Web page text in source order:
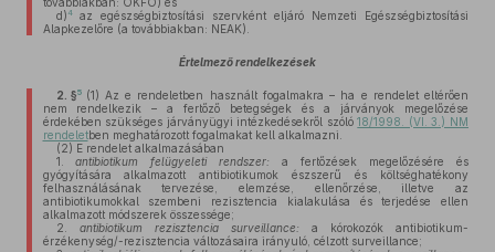
d)4az egészségbiztosítási szervként eljáró Nemzeti Egészségbiztosítási
Alapkezelőre (a továbbiakban: NEAK).
Értelmező rendelkezések
2. §5 (1) Az e rendeletben használt fogalmakra – ha e rendelet eltérően
nem rendelkezik – a fertőző betegségek és a járványok megelőzése
érdekében szükséges járványügyi intézkedésekről szóló18/1998. (VI. 3.) NM
rendeletben meghatározott fogalmakat kell alkalmazni.
(2) E rendelet alkalmazásában
1.
antibiotikum felügyeleti rendszer:
a fertőzések megelőzésére és
gyógyítására alkalmazott antibiotikumok észszerű és költséghatékony
felhasználásának tervezése, elemzése, ellenőrzése, illetve az
antibiotikumokkal szembeni rezisztencia kialakulása és terjedése ellen
alkalmazott módszerek összessége;
2.
antibiotikum rezisztencia surveillance: a kórokozók antibiotikum-
érzékenység/-rezisztencia változásaira irányuló, célzott surveillance;